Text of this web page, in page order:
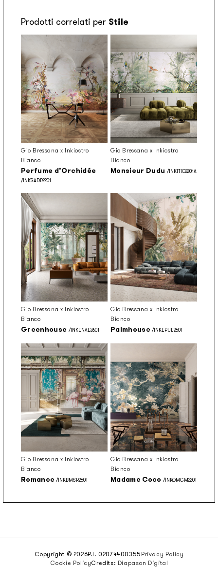
Prodotti correlati per Stile
Gio Bressana x Inkiostro
Bianco
Perfume d’Orchidée
/INKSADR2201
Gio Bressana x Inkiostro
Bianco
Monsieur Dudu /INKITIO2201A
Gio Bressana x Inkiostro
Bianco
Greenhouse /INKENAE2601
Gio Bressana x Inkiostro
Bianco
Palmhouse /INKEPUE2601
Gio Bressana x Inkiostro
Bianco
Romance /INKBMSR2601
Gio Bressana x Inkiostro
Bianco
Madame Coco /INKOMGM2201
Copyright © 2026P.I. 02074400355Privacy Policy
Cookie PolicyCredits: Diapason Digital